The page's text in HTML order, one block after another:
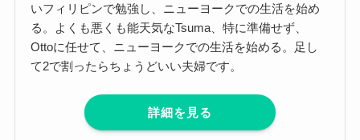
いフィリピンで勉強し、ニューヨークでの生活を始め
る。よくも悪くも能天気なTsuma、特に準備せず、
Ottoに任せて、ニューヨークでの生活を始める。足し
て2で割ったらちょうどいい夫婦です。
詳細を見る